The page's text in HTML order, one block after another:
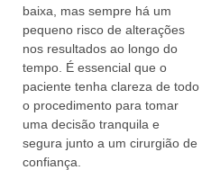
baixa, mas sempre há um
pequeno risco de alterações
nos resultados ao longo do
tempo. É essencial que o
paciente tenha clareza de todo
o procedimento para tomar
uma decisão tranquila e
segura junto a um cirurgião de
confiança.